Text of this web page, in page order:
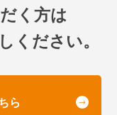
く方は
ください。
ら